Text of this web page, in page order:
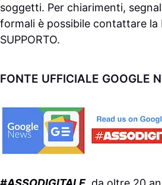
soggetti. Per chiarimenti,
formali è possibile contattare la
SUPPORTO.
FONTE UFFICIALE GOOGLE